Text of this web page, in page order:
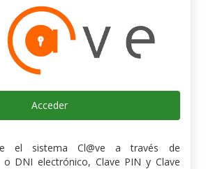
Acceder
el sistema Cl@ve a través de
o DNI electrónico, Clave PIN y Clave